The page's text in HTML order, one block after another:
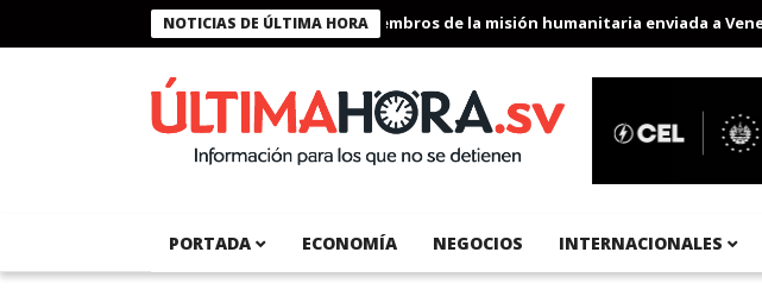
NOTICIAS DE ÚLTIMA HORA
Presidente Bukele condecora a miembros de la misión humanitaria enviada a Venezuela
PORTADA ECONOMÍA NEGOCIOS INTERNACIONALES